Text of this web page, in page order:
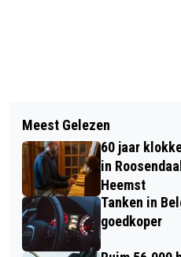
VERHUIZEN ZORGT
MISVERSTANDEN
ENERGIECONTRACT
58 ORGANISATIES
'LANGER GEZOND
NEDERLAND'
Meest Gelezen
60 jaar
in
Heemst
Tanken in
goedkoper